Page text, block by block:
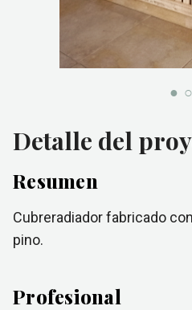
Detalle del
Resumen
Cubreradiador fabricado
pino.
Profesional